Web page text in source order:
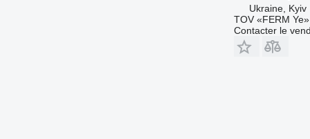
Ukraine, Kyiv
TOV «FERM Ye»
Contacter le